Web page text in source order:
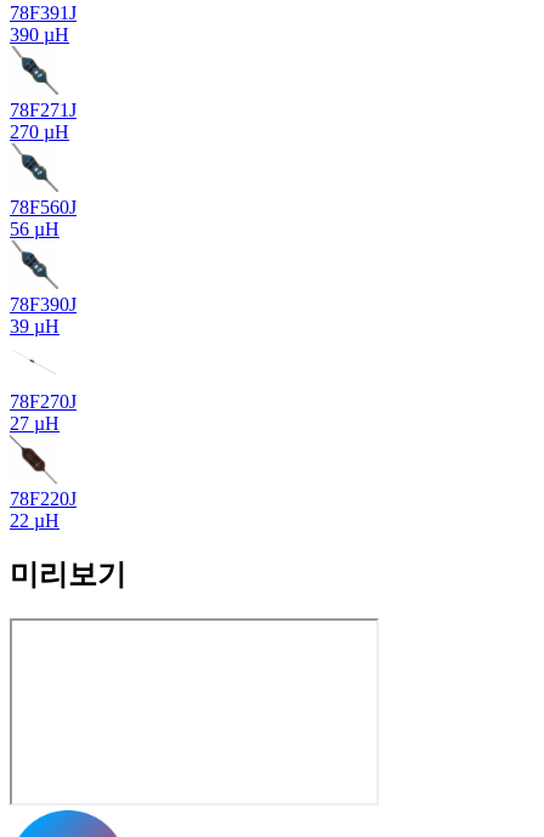
78F391J
390 µH
78F271J
270 µH
78F560J
56 µH
78F390J
39 µH
78F270J
27 µH
78F220J
22 µH
미리보기